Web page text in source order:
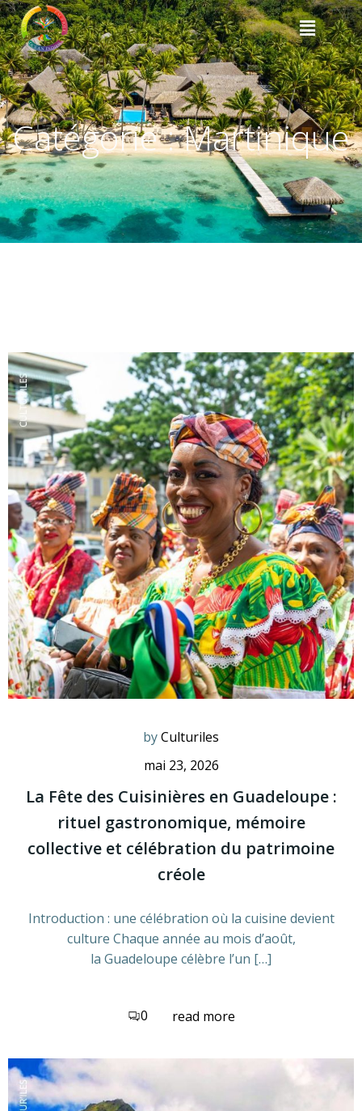
Catégorie :Martinique
byCulturiles
mai 23, 2026
La Fête des Cuisinières en Guadeloupe :
rituel gastronomique, mémoire
collective et célébration du patrimoine
créole
Introduction : une célébration où la cuisine devient
culture Chaque année au mois d’août,
la Guadeloupe célèbre l’un […]
0 read more